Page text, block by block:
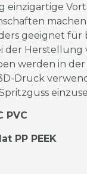
einzigartige
geeignet für
der Herstellung
werden in der
Druck
PVC
PP PEEK